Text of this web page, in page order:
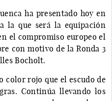
ha presentado hoy en
la que será la equipación
el compromiso europeo el
con motivo de la Ronda 3
Bocholt.
color rojo que el escudo de
Continúa llevando los